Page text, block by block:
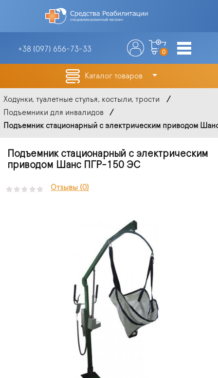
+38 (097) 656-73-33 0
Каталог товаров
Ходунки, туалетные стулья, костыли, трости
Подъемники для инвалидов
Подъемник стационарный с электрическим приводом
Подъемник стационарный с электрическим
приводом Шанс ПГР-150 ЭС
Отзывы (0)